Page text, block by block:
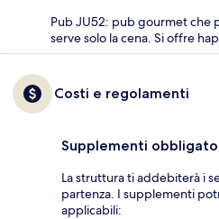
Pub JU52: pub gourmet che
serve solo la cena. Si offre
Costi e regolamenti
Supplementi
La struttura ti addebiterà i
partenza. I supplementi
applicabili: